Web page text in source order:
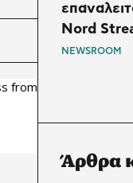
Nord
NEWSROOM
Άρθρα